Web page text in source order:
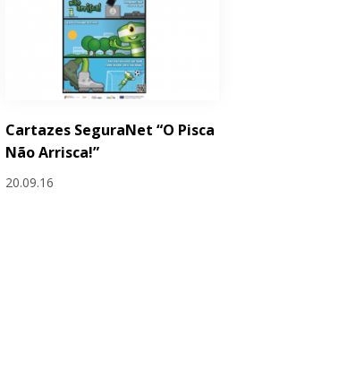
Cartazes SeguraNet “O Pisca
Não Arrisca!”
20.09.16